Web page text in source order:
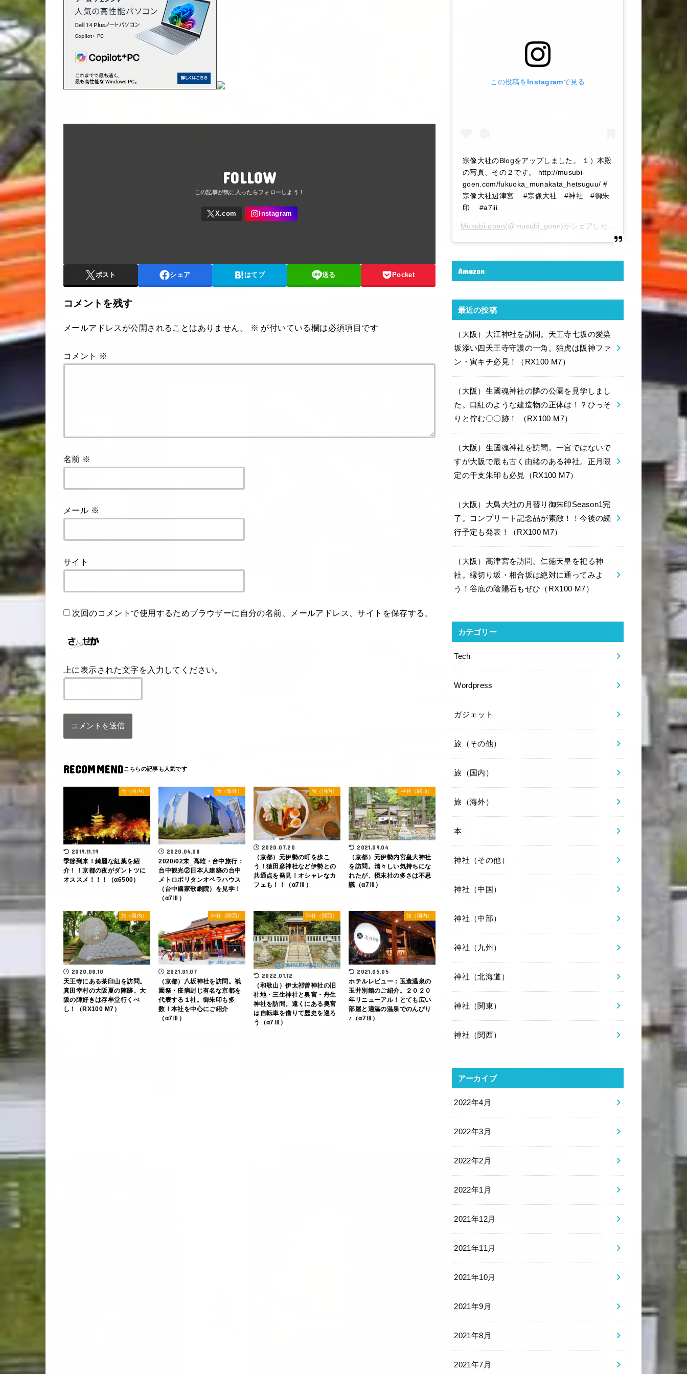
FOLLOW
ポスト シェア はてブ 送る Pocket
コメントを残す
メールアドレスが公開されることはありません。 ※ が付いている欄は必須項目です
コメント ※
名前 ※
メール ※
サイト
次回のコメントで使用するためブラウザーに自分の名前、メールアドレス、サイトを保存する。
上に表示された文字を入力してください。
RECOMMEND
旅（国内）
2019.11.19
季節到来！綺麗な紅葉を紹
介！！京都の夜がダントツに
オススメ！！！（α6500）
旅（海外）
2020.04.08
2020/02末‗高雄・台中旅行：
台中観光②日本人建築の台中
メトロポリタンオペラハウス
（台中國家歌劇院）を見学！
（α7Ⅲ）
旅（国内）
2020.07.20
（京都）元伊勢の町を歩こ
う！猿田彦神社など伊勢との
共通点を発見！オシャレなカ
フェも！！（α7Ⅲ）
神社（関西）
2021.09.04
（京都）元伊勢内宮皇大神社
を訪問。清々しい気持ちにな
れたが、摂末社の多さは不思
議（α7Ⅲ）
旅（国内）
2020.08.10
天王寺にある茶臼山を訪問。
真田幸村の大阪夏の陣跡。大
阪の陣好きは存牟堂行くべ
し！（RX100 M7）
神社（関西）
2021.01.07
（京都）八坂神社を訪問。祇
園祭・疫病封じ有名な京都を
代表する１社。御朱印も多
数！本社を中心にご紹介
（α7Ⅲ）
神社（関西）
2022.01.12
（和歌山）伊太祁曽神社の旧
社地・三生神社と奥宮・丹生
神社を訪問。遠くにある奥宮
は自転車を借りて歴史を巡ろ
う（α7Ⅲ）
旅（国内）
2021.05.05
ホテルレビュー：玉造温泉の
玉井別館のご紹介。２０２０
年リニューアル！とても広い
部屋と適温の温泉でのんびり
♪（α7Ⅲ）
この投稿をInstagramで見る
宗像大社のBlogをアップしました。 １）本殿
の写真、その２です。 http://musubi-
goen.com/fukuoka_munakata_hetsuguu/ #
宗像大社辺津宮 #宗像大社 #神社 #御朱
印 #a7iii
Musubi-goen(@musubi_goen)がシェアした投稿 – 2020年 6月月6
Amazon
最近の投稿
（大阪）大江神社を訪問。天王寺七坂の愛染
坂添い四天王寺守護の一角。狛虎は阪神ファ
ン・寅キチ必見！（RX100 M7）
（大阪）生國魂神社の隣の公園を見学しまし
た。口紅のような建造物の正体は！？ひっそ
りと佇む〇〇跡！ （RX100 M7）
（大阪）生國魂神社を訪問。一宮ではないで
すが大阪で最も古く由緒のある神社。正月限
定の干支朱印も必見（RX100 M7）
（大阪）大鳥大社の月替り御朱印Season1完
了。コンプリート記念品が素敵！！今後の続
行予定も発表！（RX100 M7）
（大阪）高津宮を訪問。仁徳天皇を祀る神
社。縁切り坂・相合坂は絶対に通ってみよ
う！谷底の陰陽石もぜひ（RX100 M7）
カテゴリー
Tech
Wordpress
ガジェット
旅（その他）
旅（国内）
旅（海外）
本
神社（その他）
神社（中国）
神社（中部）
神社（九州）
神社（北海道）
神社（関東）
神社（関西）
アーカイブ
2022年4月
2022年3月
2022年2月
2022年1月
2021年12月
2021年11月
2021年10月
2021年9月
2021年8月
2021年7月